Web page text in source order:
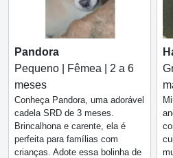
Pandora
Pequeno | Fêmea | 2 a 6
meses
Conheça Pandora, uma adorável
cadela SRD de 3 meses.
Brincalhona e carente, ela é
perfeita para famílias com
crianças. Adote essa bolinha de